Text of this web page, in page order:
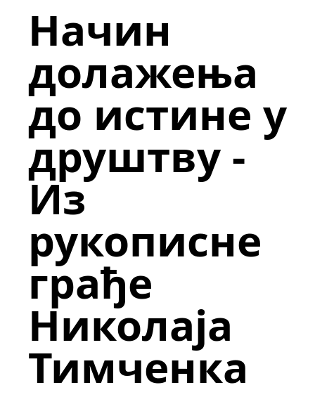
Начин
долажења
до истине у
друштву -
Из
рукописне
грађе
Николаја
Тимченка